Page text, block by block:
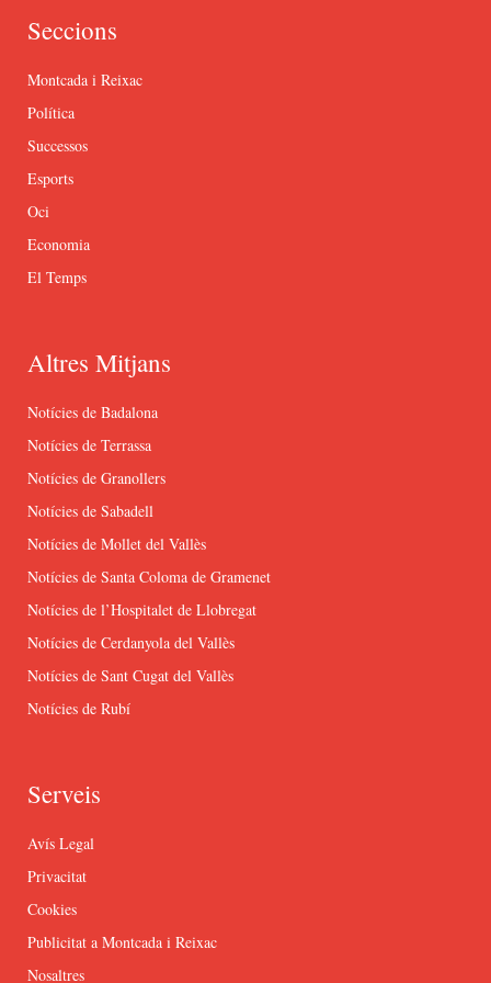
Seccions
Montcada i Reixac
Política
Successos
Esports
Oci
Economia
El Temps
Altres Mitjans
Notícies de Badalona
Notícies de Terrassa
Notícies de Granollers
Notícies de Sabadell
Notícies de Mollet del Vallès
Notícies de Santa Coloma de Gramenet
Notícies de l’Hospitalet de Llobregat
Notícies de Cerdanyola del Vallès
Notícies de Sant Cugat del Vallès
Notícies de Rubí
Serveis
Avís Legal
Privacitat
Cookies
Publicitat a Montcada i Reixac
Nosaltres